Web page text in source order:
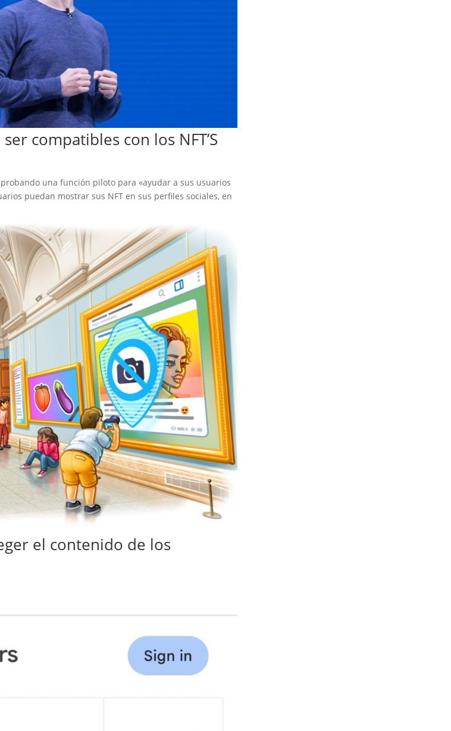
compatibles con los NFT’S
una función piloto para «ayudar a sus usuarios
puedan mostrar sus NFT en sus perfiles sociales, en
el contenido de los